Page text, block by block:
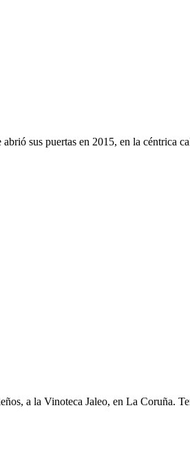
sus puertas en 2015, en la céntrica
a la Vinoteca Jaleo, en La Coruña.